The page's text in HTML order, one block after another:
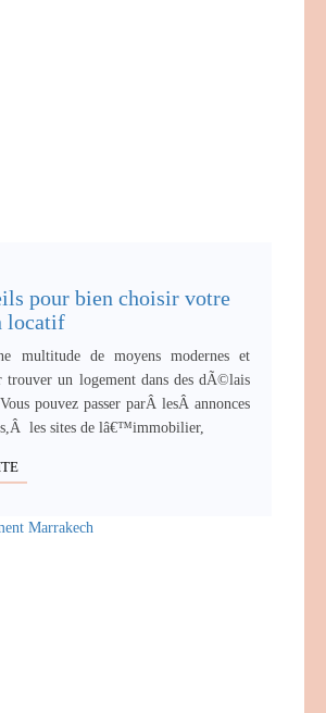
pour bien choisir votre
locatif
de moyens modernes et
trouver un logement dans des dÃ©lais
pouvez passer parÂ lesÂ annonces
les sites de lâ€™immobilier,